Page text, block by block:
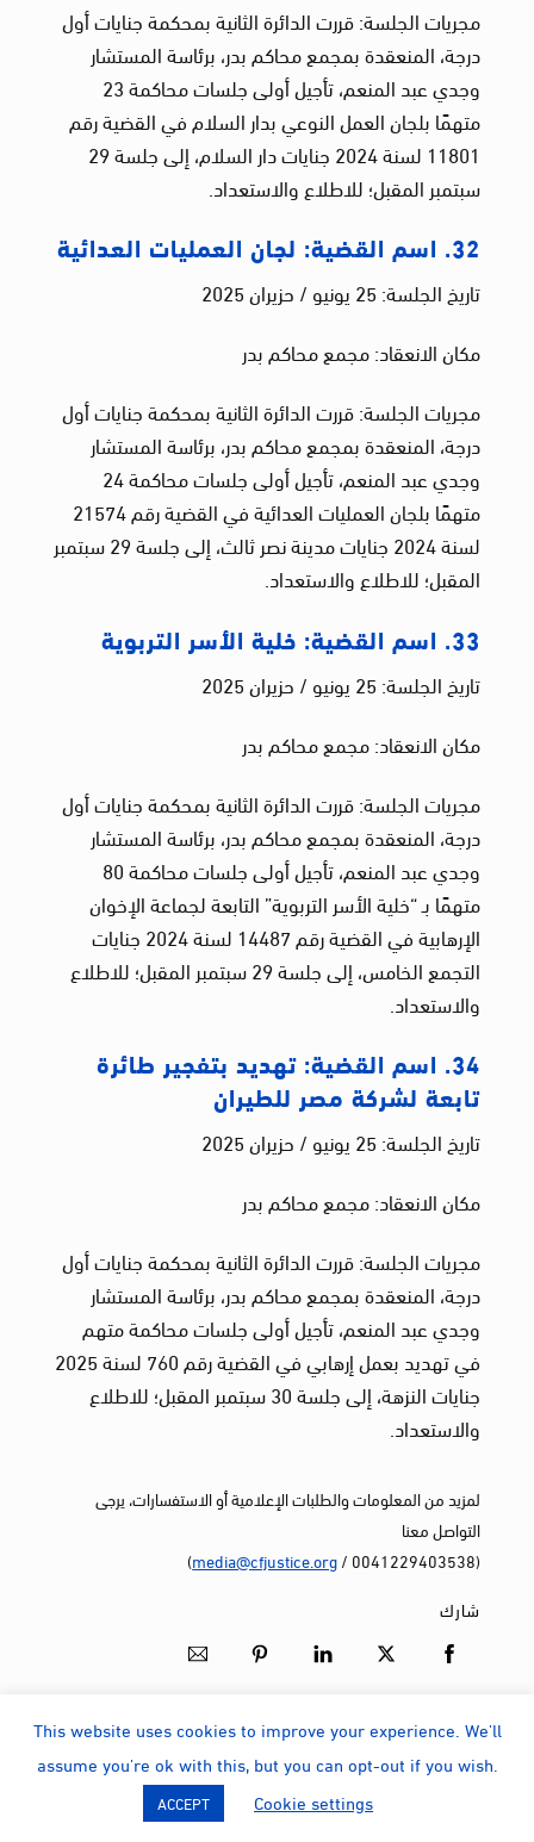
مجريات الجلسة: قررت الدائرة الثانية بمحكمة جنايات أول
درجة، المنعقدة بمجمع محاكم بدر، برئاسة المستشار
وجدي عبد المنعم، تأجيل أولى جلسات محاكمة 23
متهمًا بلجان العمل النوعي بدار السلام في القضية رقم
11801 لسنة 2024 جنايات دار السلام، إلى جلسة 29
سبتمبر المقبل؛ للاطلاع والاستعداد.
32. اسم القضية: لجان العمليات العدائية
تاريخ الجلسة: 25 يونيو / حزيران 2025
مكان الانعقاد: مجمع محاكم بدر
مجريات الجلسة: قررت الدائرة الثانية بمحكمة جنايات أول
درجة، المنعقدة بمجمع محاكم بدر، برئاسة المستشار
وجدي عبد المنعم، تأجيل أولى جلسات محاكمة 24
متهمًا بلجان العمليات العدائية في القضية رقم 21574
لسنة 2024 جنايات مدينة نصر ثالث، إلى جلسة 29 سبتمبر
المقبل؛ للاطلاع والاستعداد.
33. اسم القضية: خلية الأسر التربوية
تاريخ الجلسة: 25 يونيو / حزيران 2025
مكان الانعقاد: مجمع محاكم بدر
مجريات الجلسة: قررت الدائرة الثانية بمحكمة جنايات أول
درجة، المنعقدة بمجمع محاكم بدر، برئاسة المستشار
وجدي عبد المنعم، تأجيل أولى جلسات محاكمة 80
متهمًا بـ “خلية الأسر التربوية” التابعة لجماعة الإخوان
الإرهابية في القضية رقم 14487 لسنة 2024 جنايات
التجمع الخامس، إلى جلسة 29 سبتمبر المقبل؛ للاطلاع
والاستعداد.
34. اسم القضية: تهديد بتفجير طائرة
تابعة لشركة مصر للطيران
تاريخ الجلسة: 25 يونيو / حزيران 2025
مكان الانعقاد: مجمع محاكم بدر
مجريات الجلسة: قررت الدائرة الثانية بمحكمة جنايات أول
درجة، المنعقدة بمجمع محاكم بدر، برئاسة المستشار
وجدي عبد المنعم، تأجيل أولى جلسات محاكمة متهم
في تهديد بعمل إرهابي في القضية رقم 760 لسنة 2025
جنايات النزهة، إلى جلسة 30 سبتمبر المقبل؛ للاطلاع
والاستعداد.
لمزيد من المعلومات والطلبات الإعلامية أو الاستفسارات، يرجى
التواصل معنا
(0041229403538 /
media@cfjustice.org
)
شارك
آخر الأخبار تابعونا على وسائل التواصل الاجتماعي
This website uses cookies to improve your experience. We'll
assume you're ok with this, but you can opt-out if you wish.
Cookie settings
ACCEPT